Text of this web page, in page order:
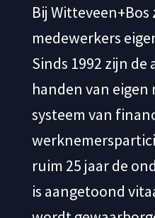
Bij Witteveen+Bos
medewerkers
Sinds 1992 zijn
handen van eigen
systeem van
ruim 25 jaar de
is aangetoond